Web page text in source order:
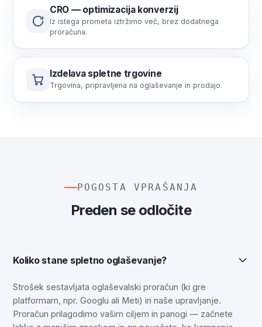
CRO — optimizacija konverzij
Iz istega prometa iztržimo več, brez dodatnega
proračuna.
Izdelava spletne trgovine
Trgovina, pripravljena na oglaševanje in prodajo.
POGOSTA VPRAŠANJA
Preden se odločite
Koliko stane spletno oglaševanje?
Strošek sestavljata oglaševalski proračun (ki gre
platformam, npr. Googlu ali Meti) in naše upravljanje.
Proračun prilagodimo vašim ciljem in panogi — začnete